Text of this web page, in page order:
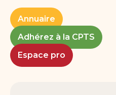
Annuaire
Adhérez à la CPTS
Espace pro